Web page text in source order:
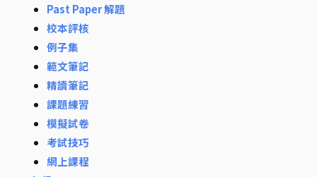
Past Paper 解題
校本評核
例子集
範文筆記
精讀筆記
課題練習
模擬試卷
考試技巧
網上課程